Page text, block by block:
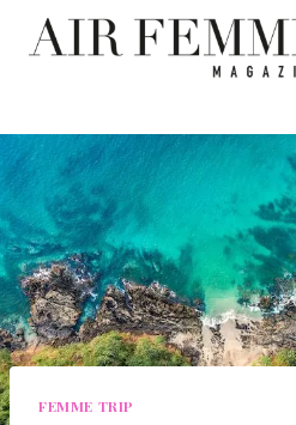
Saltar
FEMME TRIP